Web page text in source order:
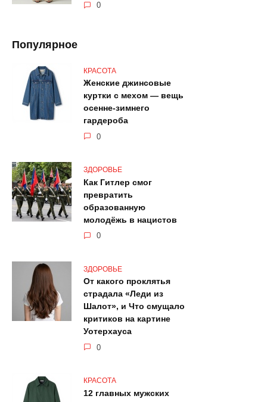
0
Популярное
КРАСОТА
Женские джинсовые
куртки с мехом — вещь
осенне-зимнего
гардероба
0
ЗДОРОВЬЕ
Как Гитлер смог
превратить
образованную
молодёжь в нацистов
0
ЗДОРОВЬЕ
От какого проклятья
страдала «Леди из
Шалот», и Что смущало
критиков на картине
Уотерхауса
0
КРАСОТА
12 главных мужских